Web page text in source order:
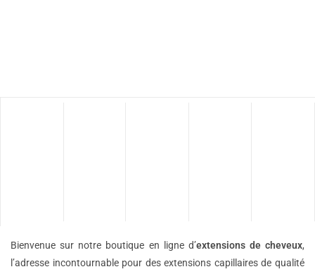
Bienvenue sur notre boutique en ligne d’extensions decheveux,
l’adresse incontournable pour des extensions capillaires de qualité